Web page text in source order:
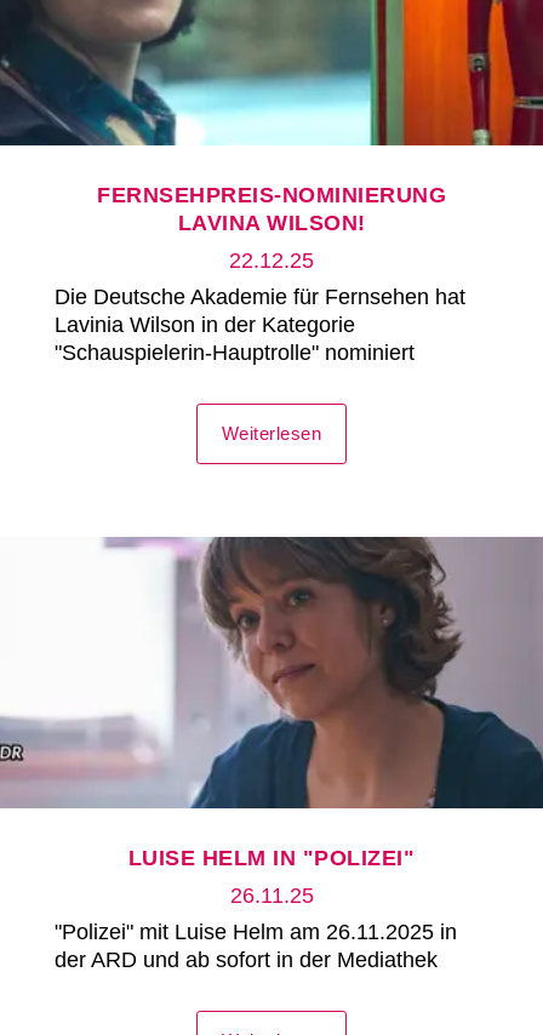
FERNSEHPREIS-NOMINIERUNG
LAVINA WILSON!
22.12.25
Die Deutsche Akademie für Fernsehen hat
Lavinia Wilson in der Kategorie
"Schauspielerin-Hauptrolle" nominiert
Weiterlesen
LUISE HELM IN "POLIZEI"
26.11.25
"Polizei" mit Luise Helm am 26.11.2025 in
der ARD und ab sofort in der Mediathek